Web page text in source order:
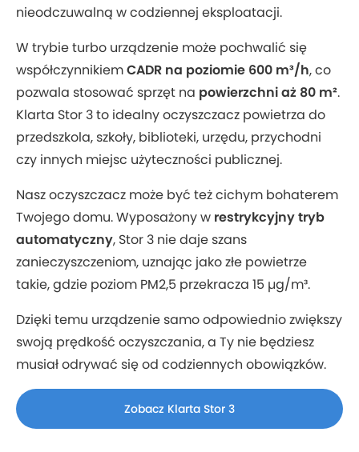
nieodczuwalną w codziennej eksploatacji.
W trybie turbo urządzenie może pochwalić się
współczynnikiemCADR na poziomie 600 m³/h, co
pozwala stosować sprzęt na powierzchni aż 80 m².
Klarta Stor 3 to idealny oczyszczacz powietrza do
przedszkola, szkoły, biblioteki, urzędu, przychodni
czy innych miejsc użyteczności publicznej.
Nasz oczyszczacz może być też cichym bohaterem
Twojego domu. Wyposażony w restrykcyjny tryb
automatyczny, Stor 3 nie daje szans
zanieczyszczeniom, uznając jako złe powietrze
takie, gdzie poziom PM2,5 przekracza 15 µg/m³.
Dzięki temu urządzenie samo odpowiednio zwiększy
swoją prędkość oczyszczania, a Ty nie będziesz
musiał odrywać się od codziennych obowiązków.
Zobacz Klarta Stor 3